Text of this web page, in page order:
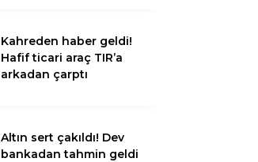
WhatsApp İhbar
Kahreden haber geldi!
Hafif ticari araç TIR’a
arkadan çarptı
Altın sert çakıldı! Dev
bankadan tahmin geldi